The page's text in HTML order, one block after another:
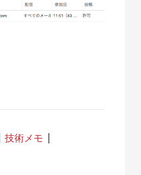
技術メモ